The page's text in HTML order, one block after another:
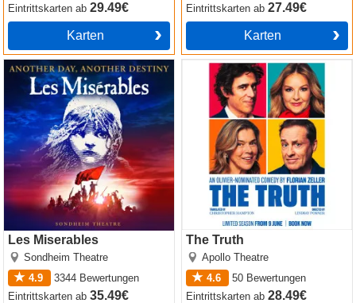
Eintrittskartenab29.49€
Karten
Eintrittskartenab27.49€
Karten
Les Miserables
Sondheim Theatre
4.9
3344 Bewertungen
Eintrittskartenab35.49€
Les Miserables
The Truth
Apollo Theatre
4.6
50 Bewertungen
Eintrittskartenab28.49€
The Truth